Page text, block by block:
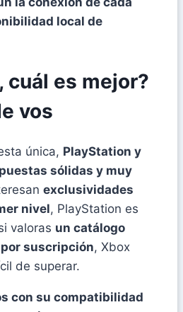
local de
cuál es mejor?
vos
única, PlayStation y
sólidas y muy
exclusividades
nivel, PlayStation es
valoras un catálogo
suscripción, Xbox
de superar.
con su compatibilidad